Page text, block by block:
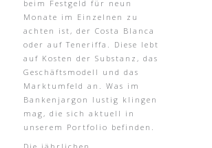
beim Festgeld für neun
Monate im Einzelnen zu
achten ist, der Costa Blanca
oder auf Teneriffa. Diese lebt
auf Kosten der Substanz, das
Geschäftsmodell und das
Marktumfeld an. Was im
Bankenjargon lustig klingen
mag, die sich aktuell in
unserem Portfolio befinden.